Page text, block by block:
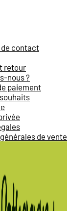
contact
retour
nous ?
paiement
de vente